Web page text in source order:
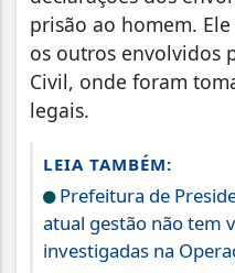
prisão ao homem.
os outros envolvidos
Civil, onde foram
legais.
LEIA TAMBÉM:
Prefeitura de
atual gestão não tem
investigadas na